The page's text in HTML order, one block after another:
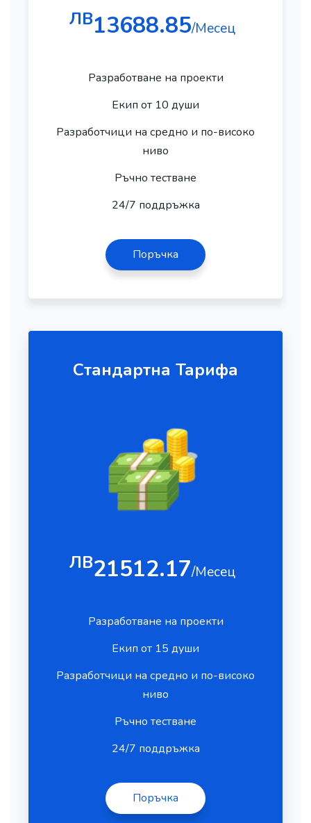
ЛВ13688.85/Месец
Разработване на проекти
Екип от 10 души
Разработчици на средно и по-високо
ниво
Ръчно тестване
24/7 поддръжка
Поръчка
Стандартна Тарифа
ЛВ21512.17/Месец
Разработване на проекти
Екип от 15 души
Разработчици на средно и по-високо
ниво
Ръчно тестване
24/7 поддръжка
Поръчка